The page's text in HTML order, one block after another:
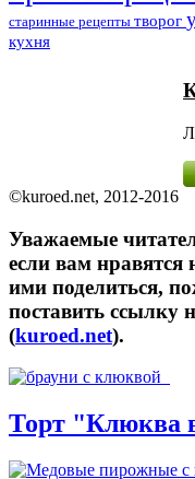
старинные рецепты творог
кухня
©kuroed.net, 2012-2016
Уважаемые
если вам
ими поделиться,
поставить ссылку
(kuroed.net).
Торт "Клюква